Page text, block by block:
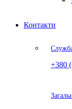
Контакти
+380